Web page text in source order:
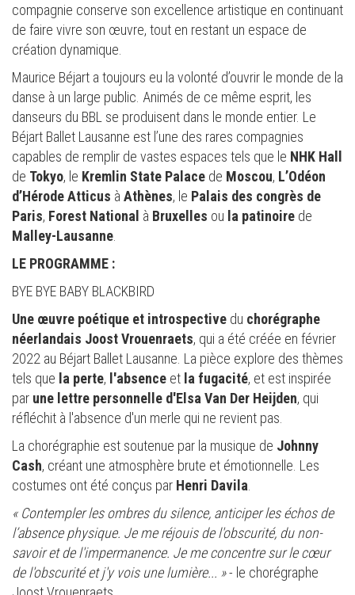
compagnie conserve son excellence artistique en continuant
de faire vivre son œuvre, tout en restant un espace de
création dynamique.
Maurice Béjart a toujours eu la volonté d’ouvrir le monde de la
danse à un large public. Animés de ce même esprit, les
danseurs du BBL se produisent dans le monde entier. Le
Béjart Ballet Lausanne est l’une des rares compagnies
capables de remplir de vastes espaces tels que le NHK Hall
de Tokyo, le Kremlin State Palace de Moscou, L’Odéon
d’Hérode Atticus àAthènes, le Palais des congrès de
Paris, Forest National à Bruxelles ou la patinoire de
Malley-Lausanne.
LE PROGRAMME :
BYE BYE BABY BLACKBIRD
Une œuvre poétique et introspective du chorégraphe
néerlandais Joost Vrouenraets, qui a été créée en février
2022 au Béjart Ballet Lausanne. La pièce explore des thèmes
tels que la perte, l'absence et la fugacité, et est inspirée
par une lettre personnelle d'Elsa Van Der Heijden, qui
réfléchit à l'absence d'un merle qui ne revient pas.
La chorégraphie est soutenue par la musique de Johnny
Cash, créant une atmosphère brute et émotionnelle. Les
costumes ont été conçus par Henri Davila.
« Contempler les ombres du silence, anticiper les échos de
l’absence physique. Je me réjouis de l'obscurité, du non-
savoir et de l'impermanence. Je me concentre sur le cœur
de l'obscurité et j'y vois une lumière... »- le chorégraphe